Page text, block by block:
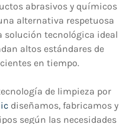
abrasivos y químicos
alternativa respetuosa
solución tecnológica ideal
altos estándares de
en tiempo.
de limpieza por
diseñamos, fabricamos y
según las necesidades